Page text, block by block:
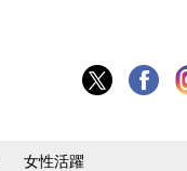
女性活躍